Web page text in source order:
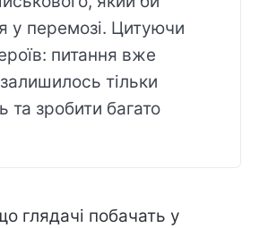
у перемозі. Цитуючи
питання вже
тільки
та зробити багато
глядачі побачать у